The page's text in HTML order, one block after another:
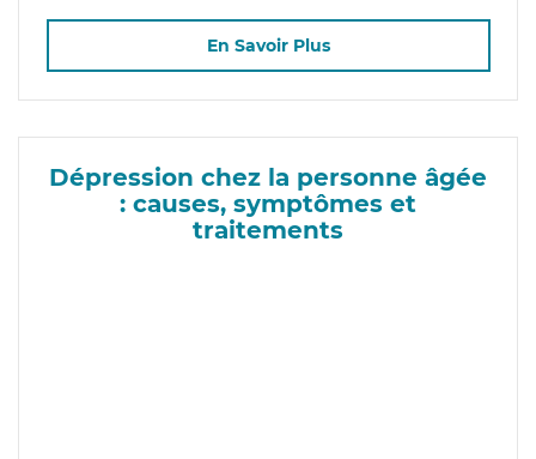
En Savoir Plus
Dépression chez la personne âgée
: causes, symptômes et
traitements